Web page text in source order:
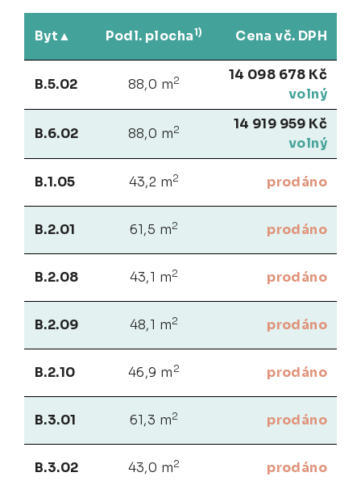
Byt Podl. plocha1) Cena vč. DPH
B.5.02 88,0 m2
14 098 678 Kč
volný
B.6.02 88,0 m2
14 919 959 Kč
volný
B.1.05 43,2 m2 prodáno
B.2.01 61,5 m2 prodáno
B.2.08 43,1 m2 prodáno
B.2.09 48,1 m2 prodáno
B.2.10 46,9 m 2 prodáno
B.3.01 61,3 m2 prodáno
B.3.02 43,0 m2 prodáno